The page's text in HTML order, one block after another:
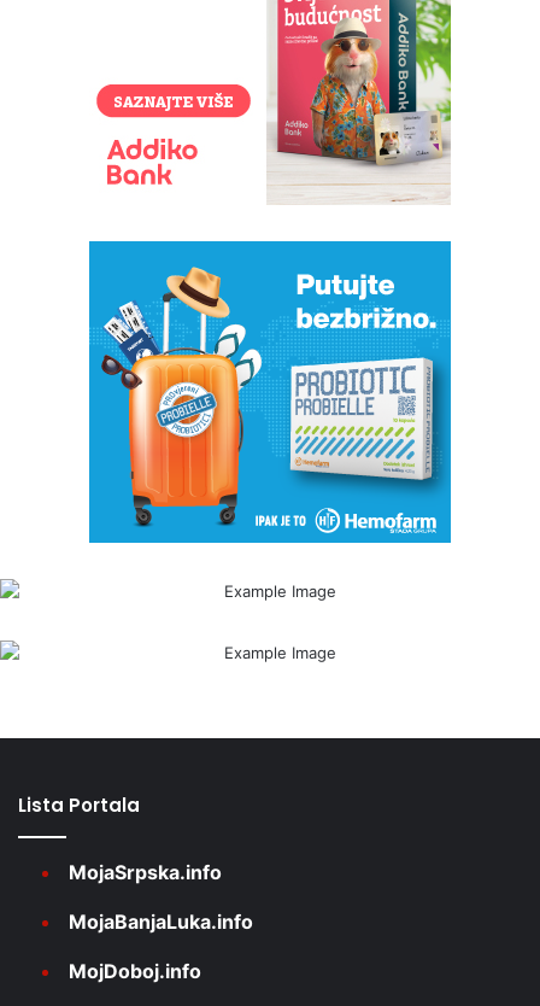
Lista Portala
MojaSrpska.info
MojaBanjaLuka.info
MojDoboj.info